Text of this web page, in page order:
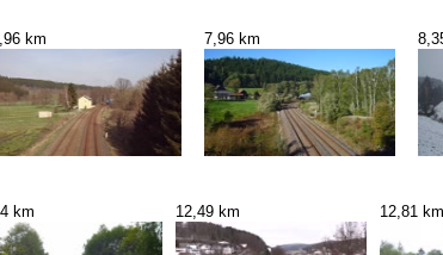
km 7,96 km
km 12,49 km 12,81 km